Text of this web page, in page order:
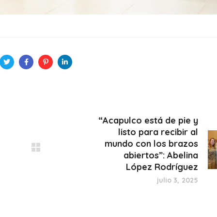
“Acapulco está de pie y
listo para recibir al
mundo con los brazos
abiertos”: Abelina
López Rodríguez
julio 3, 2025